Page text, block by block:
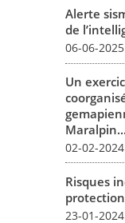
Alerte
de
06-06-2025
Un
Maralpin...
02-02-2024
Risques
23-01-2024